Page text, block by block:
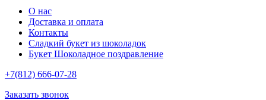
О нас
Доставка и оплата
Контакты
Сладкий букет из шоколадок
Букет Шоколадное поздравление
+7(812) 666-07-28
Заказать звонок